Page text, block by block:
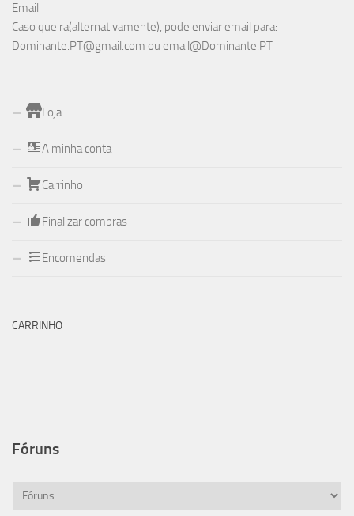
Email
Caso queira(alternativamente), pode enviar email para:
Dominante.PT@gmail.com ou email@Dominante.PT
Loja
A minha conta
Carrinho
Finalizar compras
Encomendas
CARRINHO
Fóruns